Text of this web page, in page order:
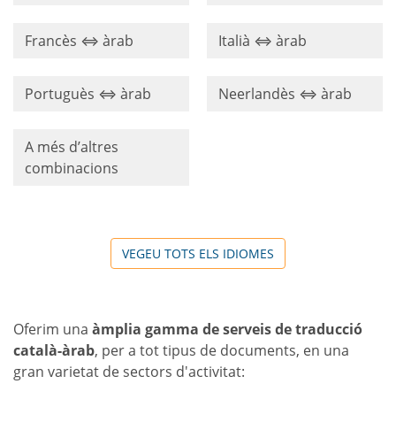
Francès ⇔ àrab Italià ⇔ àrab
Portuguès ⇔ àrab Neerlandès ⇔ àrab
A més d’altres
combinacions
VEGEU TOTS ELS IDIOMES
Oferim una àmplia gamma de serveis de traducció
català-àrab, per a tot tipus de documents, en una
gran varietat de sectors d'activitat: